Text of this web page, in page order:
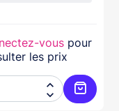
vous pour
les prix

